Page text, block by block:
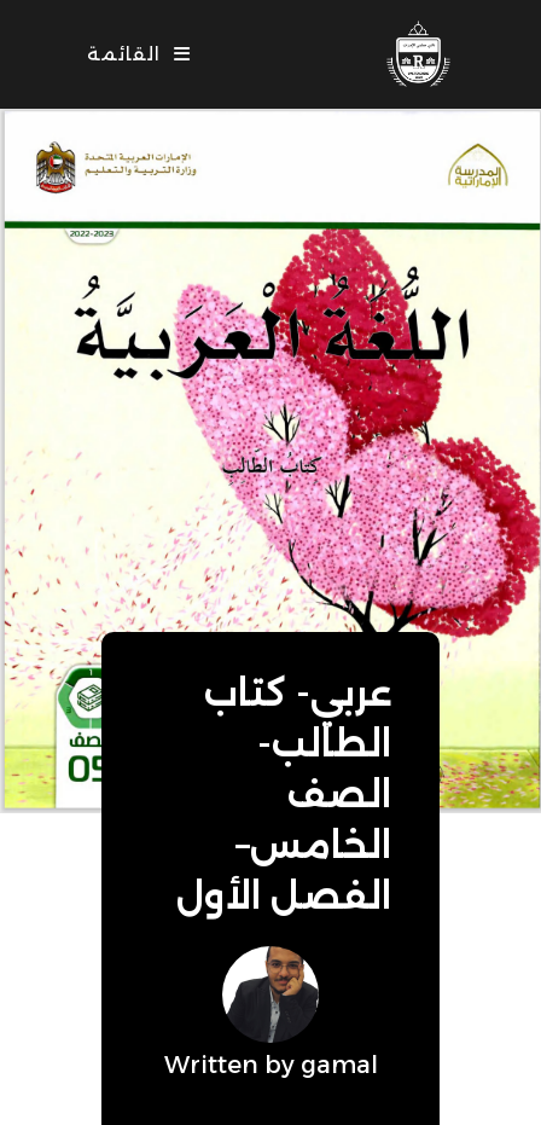
القائمة
عربي- كتاب
الطالب-
الصف
الخامس–
الفصل الأول
Written by gamal